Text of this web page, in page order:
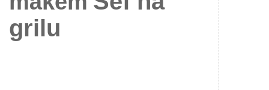
grilu